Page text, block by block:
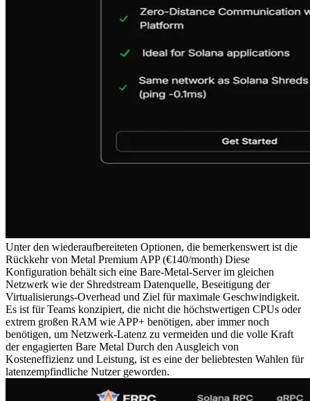
Unter den wiederaufbereiteten Optionen, die bemerkenswert ist die
Rückkehr von Metal Premium APP (€140/month) Diese
Konfiguration behält sich eine Bare-Metal-Server im gleichen
Netzwerk wie der Shredstream Datenquelle, Beseitigung der
Virtualisierungs-Overhead und Ziel für maximale Geschwindigkeit.
Es ist für Teams konzipiert, die nicht die höchstwertigen CPUs oder
extrem großen RAM wie APP+ benötigen, aber immer noch
benötigen, um Netzwerk-Latenz zu vermeiden und die volle Kraft
der engagierten Bare Metal Durch den Ausgleich von
Kosteneffizienz und Leistung, ist es eine der beliebtesten Wahlen für
latenzempfindliche Nutzer geworden.